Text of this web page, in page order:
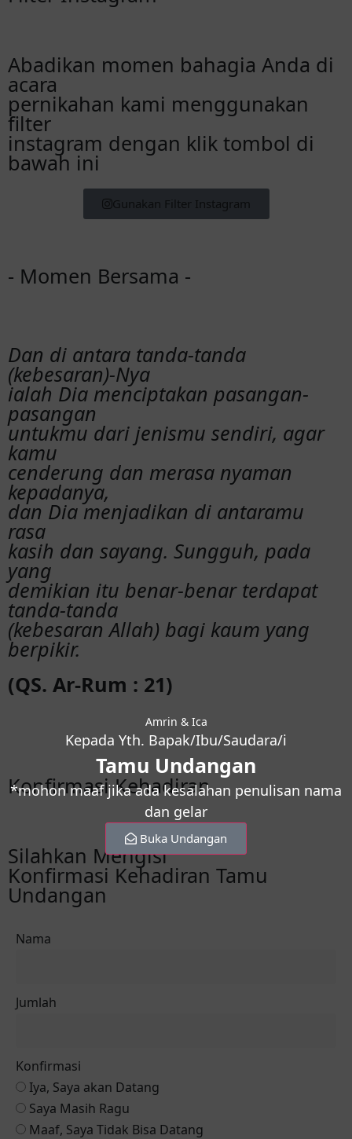
Abadikan momen bahagia Anda di
acara
pernikahan kami menggunakan
filter
instagram dengan klik tombol di
bawah ini
Gunakan Filter Instagram
- Momen Bersama -
Dan di antara tanda-tanda
(kebesaran)-Nya
ialah Dia menciptakan pasangan-
pasangan
untukmu dari jenismu sendiri, agar
kamu
cenderung dan merasa nyaman
kepadanya,
dan Dia menjadikan di antaramu
rasa
kasih dan sayang. Sungguh, pada
yang
demikian itu benar-benar terdapat
tanda-tanda
(kebesaran Allah) bagi kaum yang
berpikir.
(QS. Ar-Rum : 21)
Konfirmasi Kehadiran
Silahkan Mengisi
Konfirmasi Kehadiran Tamu
Undangan
Nama
Jumlah
Konfirmasi
Iya, Saya akan Datang
Saya Masih Ragu
Maaf, Saya Tidak Bisa Datang
Amrin & Ica
Kepada Yth. Bapak/Ibu/Saudara/i
Tamu Undangan
*mohon maaf jika ada kesalahan penulisan nama
dan gelar
Buka Undangan